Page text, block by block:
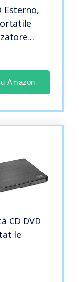
Esterno,
VCD
Laptop,
Amazon
CD DVD
Desktop